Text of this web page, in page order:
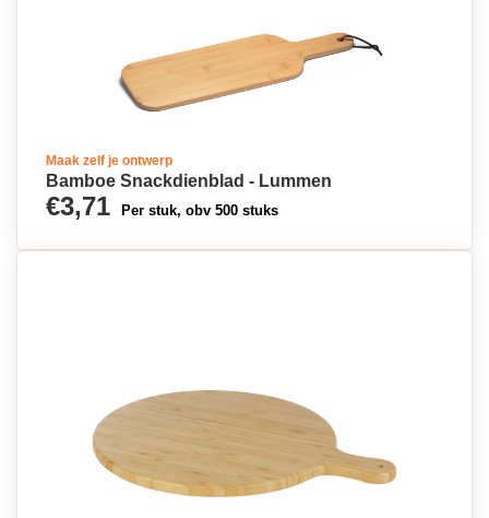
Maak zelf je ontwerp
Bamboe Snackdienblad - Lummen
€3,71 Per stuk, obv 500 stuks